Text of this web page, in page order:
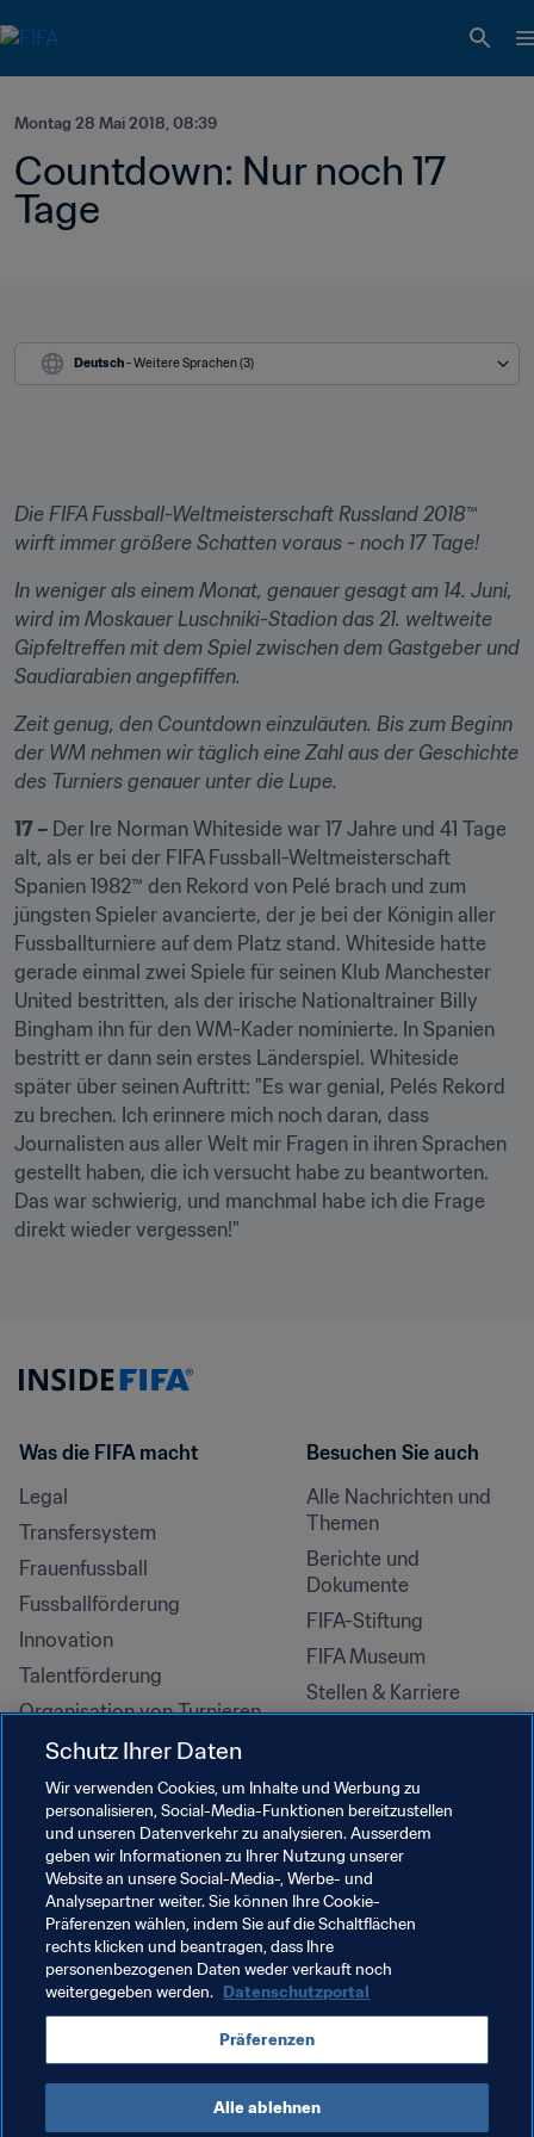
Montag 28 Mai 2018, 08:39
Countdown: Nur noch 17
Tage
Deutsch - Weitere Sprachen (3)
Die FIFA Fussball-Weltmeisterschaft Russland 2018™
wirft immer größere Schatten voraus - noch 17 Tage!
​​In weniger als einem Monat, genauer gesagt am 14. Juni,
wird im Moskauer Luschniki-Stadion das 21. weltweite
Gipfeltreffen mit dem Spiel zwischen dem Gastgeber und
Saudiarabien angepfiffen.
Zeit genug, den Countdown einzuläuten. Bis zum Beginn
der WM nehmen wir täglich eine Zahl aus der Geschichte
des Turniers genauer unter die Lupe.
17 – Der Ire Norman Whiteside war 17 Jahre und 41 Tage
alt, als er bei der FIFA Fussball-Weltmeisterschaft
Spanien 1982™ den Rekord von Pelé brach und zum
jüngsten Spieler avancierte, der je bei der Königin aller
Fussballturniere auf dem Platz stand. Whiteside hatte
gerade einmal zwei Spiele für seinen Klub Manchester
United bestritten, als der irische Nationaltrainer Billy
Bingham ihn für den WM-Kader nominierte. In Spanien
bestritt er dann sein erstes Länderspiel. Whiteside
später über seinen Auftritt: "Es war genial, Pelés Rekord
zu brechen. Ich erinnere mich noch daran, dass
Journalisten aus aller Welt mir Fragen in ihren Sprachen
gestellt haben, die ich versucht habe zu beantworten.
Das war schwierig, und manchmal habe ich die Frage
direkt wieder vergessen!"
Was die FIFA macht
Legal
Transfersystem
Frauenfussball
Fussballförderung
Innovation
Talentförderung
Organisation von Turnieren
Nachhaltigkeit
Menschenrechte und
Antidiskriminierung
Gesundheit und Medizin
Bildungsinitiativen
Besuchen Sie auch
Alle Nachrichten und
Themen
Berichte und
Dokumente
FIFA-Stiftung
FIFA Museum
Stellen & Karriere
Schutz Ihrer Daten
Wir verwenden Cookies, um Inhalte und Werbung zu
personalisieren, Social-Media-Funktionen bereitzustellen
und unseren Datenverkehr zu analysieren. Ausserdem
geben wir Informationen zu Ihrer Nutzung unserer
Website an unsere Social-Media-, Werbe- und
Analysepartner weiter. Sie können Ihre Cookie-
Präferenzen wählen, indem Sie auf die Schaltflächen
rechts klicken und beantragen, dass Ihre
personenbezogenen Daten weder verkauft noch
weitergegeben werden. Datenschutzportal
Präferenzen
Alle ablehnen